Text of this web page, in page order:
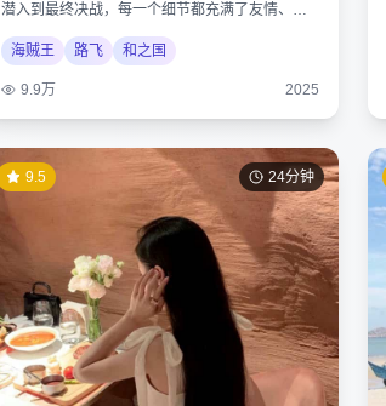
潜入到最终决战，每一个细节都充满了友情、梦
想与勇气的力量。
海贼王
路飞 和之国
9.9万 2025
24分钟
9.5